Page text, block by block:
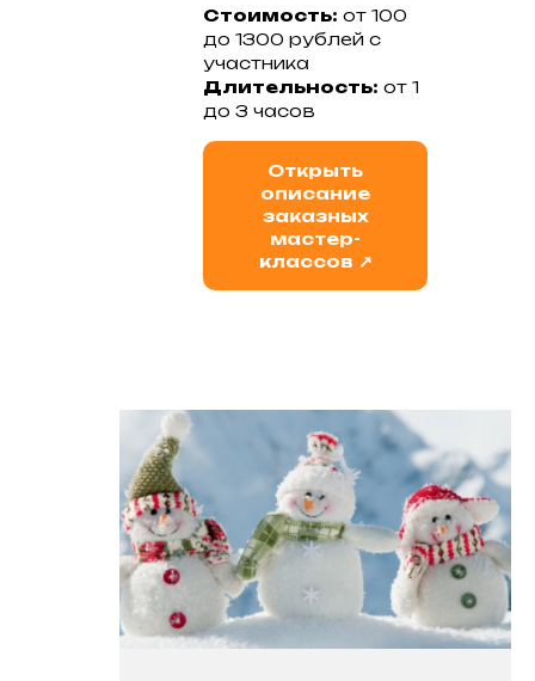
Стоимость: от 100
до 1300 рублей с
участника
Длительность: от 1
до 3 часов
Открыть
описание
заказных
мастер-
классов ↗